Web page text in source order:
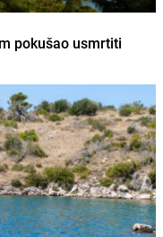
pokušao usmrtiti